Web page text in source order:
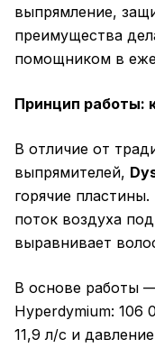
выпрямление,
преимущества
помощником в
Принцип работы:
В отличие от
выпрямителей,
горячие
поток воздуха
выравнивает
В основе работы
Hyperdymium: 106
11,9 л/с и